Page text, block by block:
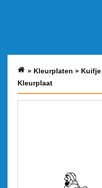
» Kleurplaten » Kuifje
Kleurplaat